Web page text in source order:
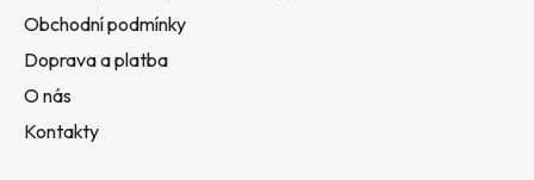
Obchodní podmínky
Doprava a platba
O nás
Kontakty